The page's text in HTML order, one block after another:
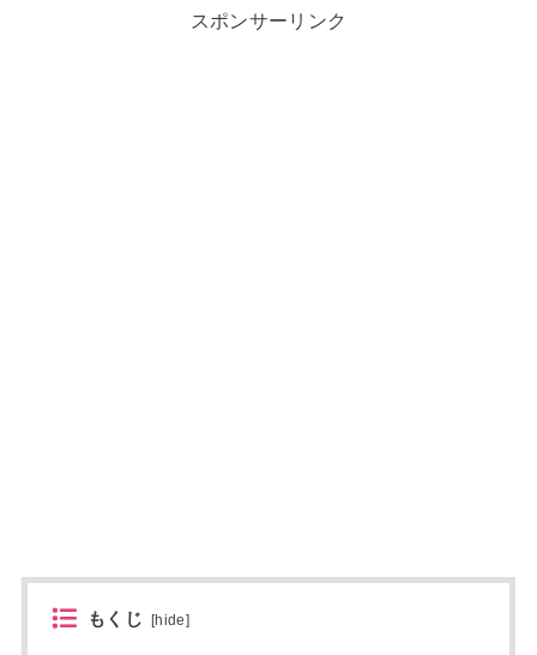
スポンサーリンク
もくじ [hide]